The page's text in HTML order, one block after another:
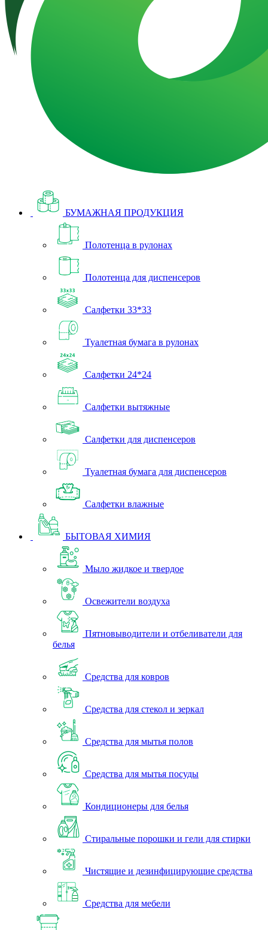
БУМАЖНАЯ ПРОДУКЦИЯ
Полотенца в рулонах
Полотенца для диспенсеров
Салфетки 33*33
Туалетная бумага в рулонах
Салфетки 24*24
Салфетки вытяжные
Салфетки для диспенсеров
Туалетная бумага для диспенсеров
Салфетки влажные
БЫТОВАЯ ХИМИЯ
Мыло жидкое и твердое
Освежители воздуха
Пятновыводители и отбеливатели для
белья
Средства для ковров
Средства для стекол и зеркал
Средства для мытья полов
Средства для мытья посуды
Кондиционеры для белья
Стиральные порошки и гели для стирки
Чистящие и дезинфицирующие средства
Средства для мебели